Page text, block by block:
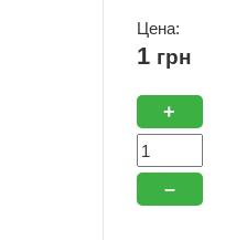
Цена:
1 грн
+
–